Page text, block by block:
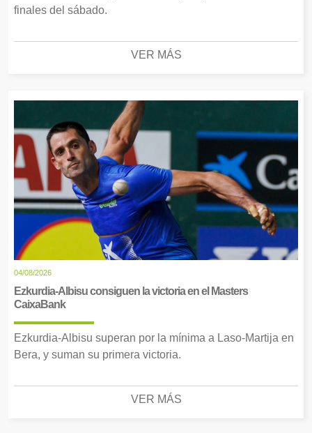
finales del sábado.
VER MÁS
04/08/2026
Ezkurdia-Albisu consiguen la victoria en el Masters
CaixaBank
Ezkurdia-Albisu superan por la mínima a Laso-Martija en
Bera, y suman su primera victoria.
VER MÁS